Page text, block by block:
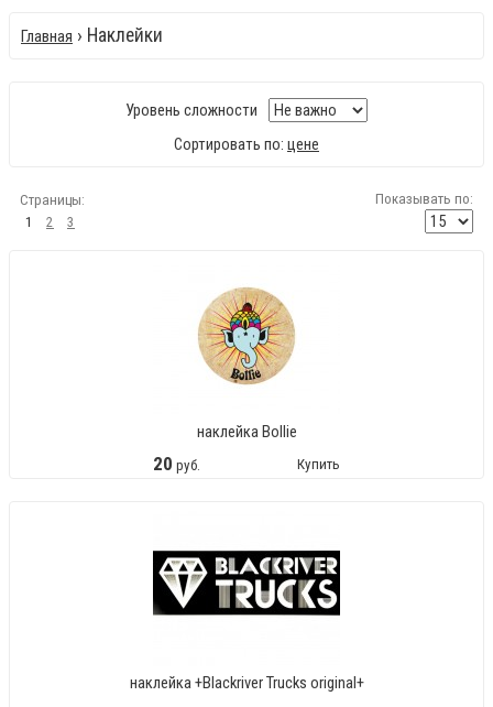
Главная › Наклейки
Уровень сложности
Сортировать по: цене
Страницы:
1
2 3
Показывать по:
наклейка Bollie
20 руб. Купить
наклейка +Blackriver Trucks original+